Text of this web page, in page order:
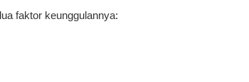
faktor keunggulannya: